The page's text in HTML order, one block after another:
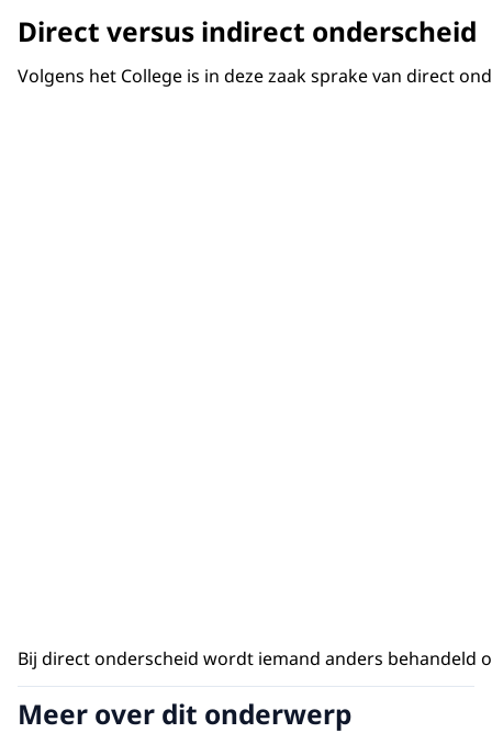
Direct versus indirect onderscheid
Volgens het College is in deze zaak sprake van direct
Bij direct onderscheid wordt iemand anders
Meer over dit onderwerp